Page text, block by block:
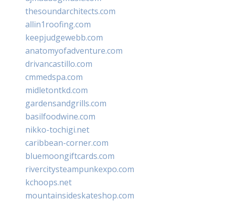
thesoundarchitects.com
allin1roofing.com
keepjudgewebb.com
anatomyofadventure.com
drivancastillo.com
cmmedspa.com
midletontkd.com
gardensandgrills.com
basilfoodwine.com
nikko-tochigi.net
caribbean-corner.com
bluemoongiftcards.com
rivercitysteampunkexpo.com
kchoops.net
mountainsideskateshop.com